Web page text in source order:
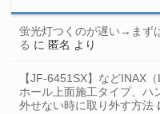
蛍光灯つくのが遅い→まず
る に 匿名 より
【JF-6451SX】などINAX
ホール上面施工タイプ、ハ
外せない時に取り外す方法